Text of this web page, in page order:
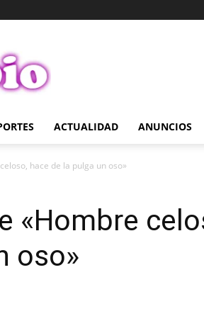
ACTUALIDAD ANUNCIOS
hace de la pulga un oso»
«Hombre
oso»